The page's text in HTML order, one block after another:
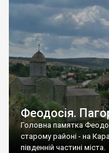
Феодосія.
Головна памятка
старому районі - на
південній частині міста.